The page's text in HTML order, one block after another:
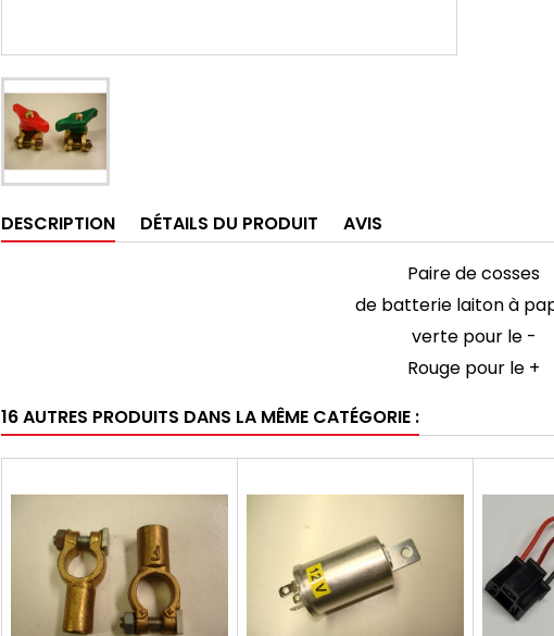
DESCRIPTION DÉTAILS DU PRODUIT
AVIS
Paire de cosses
de batterie laiton à
verte pour le -
Rouge pour le +
16 AUTRES PRODUITS DANS LA MÊME CATÉGORIE :